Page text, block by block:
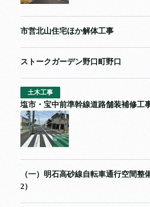
市営北山住宅ほか解体工事
ストークガーデン野口町野口
土木工事
塩市・宝中前準幹線道路舗装補修工
（一）明石高砂線自転車通行空間整
2）